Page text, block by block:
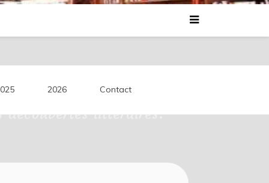
découvertes littéraires.
2026 Contact